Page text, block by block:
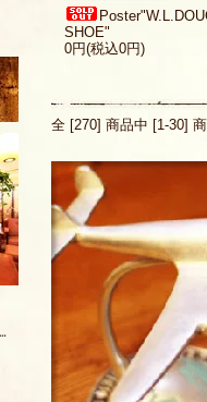
SHOE"
0円(税込0円)
全 [270] 商品中 [1-30]